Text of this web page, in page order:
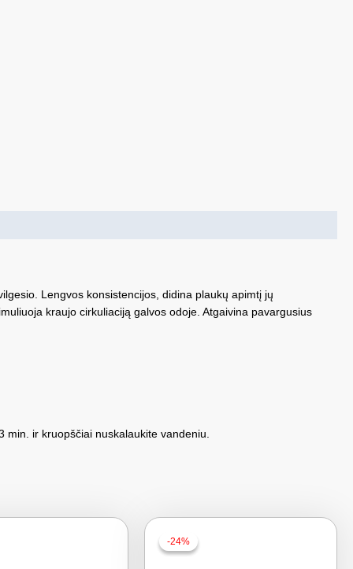
Lengvos konsistencijos, didina plaukų apimtį jų
kraujo cirkuliaciją galvos odoje. Atgaivina pavargusius
ir kruopščiai nuskalaukite vandeniu.
-24%
-24%